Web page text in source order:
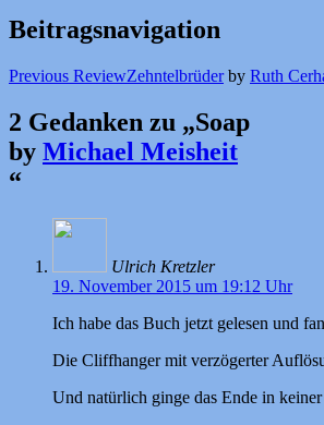
Beitragsnavigation
Previous ReviewZehntelbrüderby Ruth
2 Gedanken zu „Soap
by Michael Meisheit
“
Ulrich Kretzler
19. November 2015 um 19:12 Uhr
Ich habe das Buch jetzt gelesen und
Die Cliffhanger mit verzögerter
Und natürlich ginge das Ende in